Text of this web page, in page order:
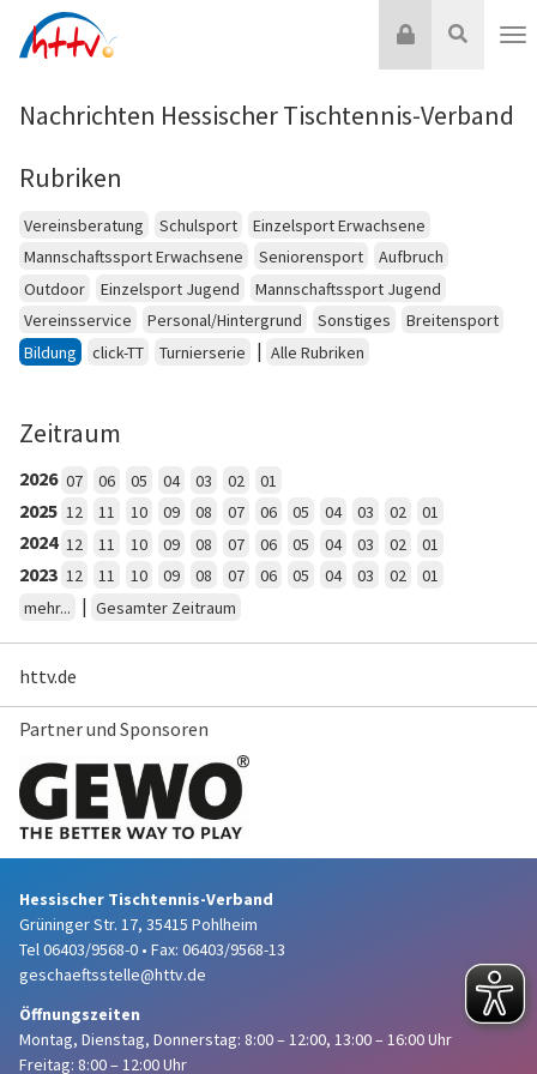
Inhalt
Suche
Login
Nachrichten Hessischer Tischtennis-Verband
Rubriken
Vereinsberatung Schulsport
Einzelsport Erwachsene
Mannschaftssport Erwachsene
Seniorensport
Aufbruch
Outdoor
Einzelsport Jugend
Mannschaftssport Jugend
Vereinsservice
Personal/Hintergrund Sonstiges
Breitensport
Bildung
click-TT Turnierserie | Alle Rubriken
Zeitraum
2026 07 06 05 04 03 02 01
2025 12 11 10 09 08 07 06 05 04 03 02 01
2024 12 11 10 09 08 07 06 05 04 03 02 01
2023 12 11 10 09 08 07 06 05 04 03 02
01
mehr...
| Gesamter Zeitraum
httv.de
Partner und Sponsoren
Hessischer Tischtennis-Verband
Grüninger Str. 17, 35415 Pohlheim
Tel 06403/9568-0 • Fax: 06403/9568-13
geschaeftsstelle@httv.de
Öffnungszeiten
Montag, Dienstag, Donnerstag: 8:00 – 12:00, 13:00 – 16:00 Uhr
Freitag: 8:00 – 12:00 Uhr